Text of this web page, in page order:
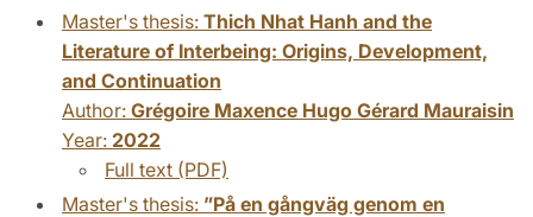
Master's thesis: Thich Nhat Hanh and the
Literature of Interbeing: Origins, Development,
and Continuation
Author: Grégoire Maxence Hugo Gérard Mauraisin
Year: 2022
Full text (PDF)
Master's thesis: ”På en gångväg genom en